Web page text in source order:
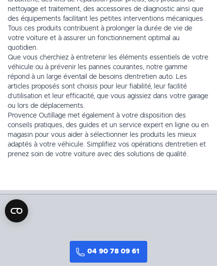
nettoyage et traitement, des accessoires de diagnostic ainsi que
des équipements facilitant les petites interventions mécaniques.
Tous ces produits contribuent à prolonger la durée de vie de
votre voiture et à assurer un fonctionnement optimal au
quotidien.
Que vous cherchiez à entretenir les éléments essentiels de votre
véhicule ou à prévenir les pannes courantes, notre gamme
répond à un large éventail de besoins d’entretien auto. Les
articles proposés sont choisis pour leur fiabilité, leur facilité
d’utilisation et leur efficacité, que vous agissiez dans votre garage
ou lors de déplacements.
Provence Outillage met également à votre disposition des
conseils pratiques, des guides et un service expert en ligne ou en
magasin pour vous aider à sélectionner les produits les mieux
adaptés à votre véhicule. Simplifiez vos opérations d’entretien et
prenez soin de votre voiture avec des solutions de qualité.
04 90 78 09 61